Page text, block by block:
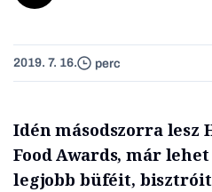
2019. 7. 16. perc
Idén másodszorra lesz
Food Awards, már
legjobb büféit,